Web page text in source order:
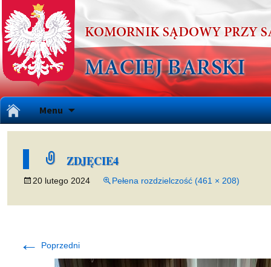
Menu
do
ZDJĘCIE4
20 lutego 2024 Pełena rozdzielczość (461 × 208)
← Poprzedni